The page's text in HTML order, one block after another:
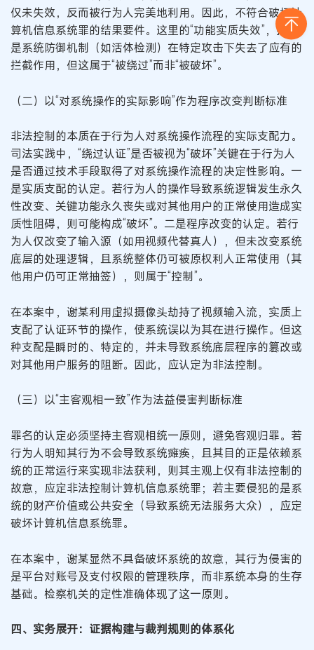
仅未失效，反而被行为人完美地利用。因此，不符合破坏计
算机信息系统罪的结果要件。这里的“功能实质失效”，指的
是系统防御机制（如活体检测）在特定攻击下失去了应有的
拦截作用，但这属于“被绕过”而非“被破坏”。
（二）以“对系统操作的实际影响”作为程序改变判断标准
非法控制的本质在于行为人对系统操作流程的实际支配力。
司法实践中，“绕过认证”是否被视为“破坏”关键在于行为人
是否通过技术手段取得了对系统操作流程的决定性影响。一
是实质支配的认定。若行为人的操作导致系统逻辑发生永久
性改变、关键功能永久丧失或对其他用户的正常使用造成实
质性阻碍，则可能构成“破坏”。二是程序改变的认定。若行
为人仅改变了输入源（如用视频代替真人），但未改变系统
底层的处理逻辑，且系统整体仍可被原权利人正常使用（其
他用户仍可正常抽签），则属于“控制”。
在本案中，谢某利用虚拟摄像头劫持了视频输入流，实质上
支配了认证环节的操作，使系统误以为其在进行操作。但这
种支配是瞬时的、特定的，并未导致系统底层程序的篡改或
对其他用户服务的阻断。因此，应认定为非法控制。
（三）以“主客观相一致”作为法益侵害判断标准
罪名的认定必须坚持主客观相统一原则，避免客观归罪。若
行为人明知其行为不会导致系统瘫痪，且其目的正是依赖系
统的正常运行来实现非法获利，则其主观上仅有非法控制的
故意，应定非法控制计算机信息系统罪；若主要侵犯的是系
统的财产价值或公共安全（导致系统无法服务大众），应定
破坏计算机信息系统罪。
在本案中，谢某显然不具备破坏系统的故意，其行为侵害的
是平台对账号及支付权限的管理秩序，而非系统本身的生存
基础。检察机关的定性准确体现了这一原则。
四、实务展开：证据构建与裁判规则的体系化